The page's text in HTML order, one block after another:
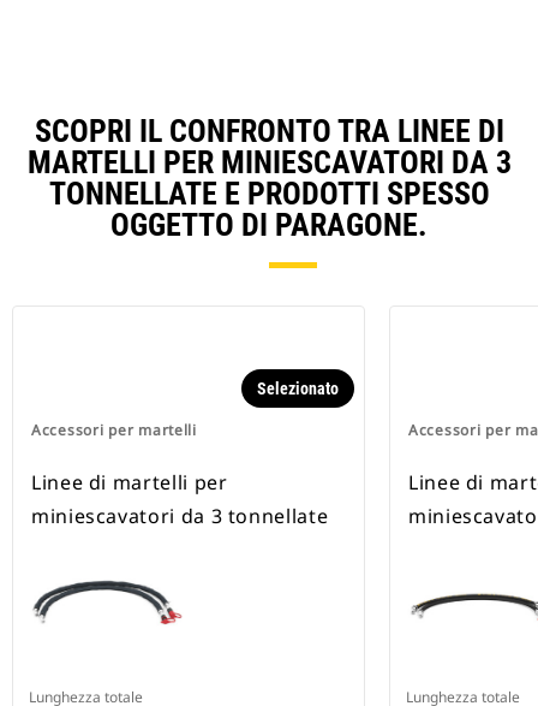
SCOPRI IL CONFRONTO TRA LINEE DI
MARTELLI PER MINIESCAVATORI DA 3
TONNELLATE E PRODOTTI SPESSO
OGGETTO DI PARAGONE.
Accessori per martelli
Selezionato
Linee di martelli per
miniescavatori da 3 tonnellate
Lunghezza totale
Accessori per
Linee di
Lunghezza totale